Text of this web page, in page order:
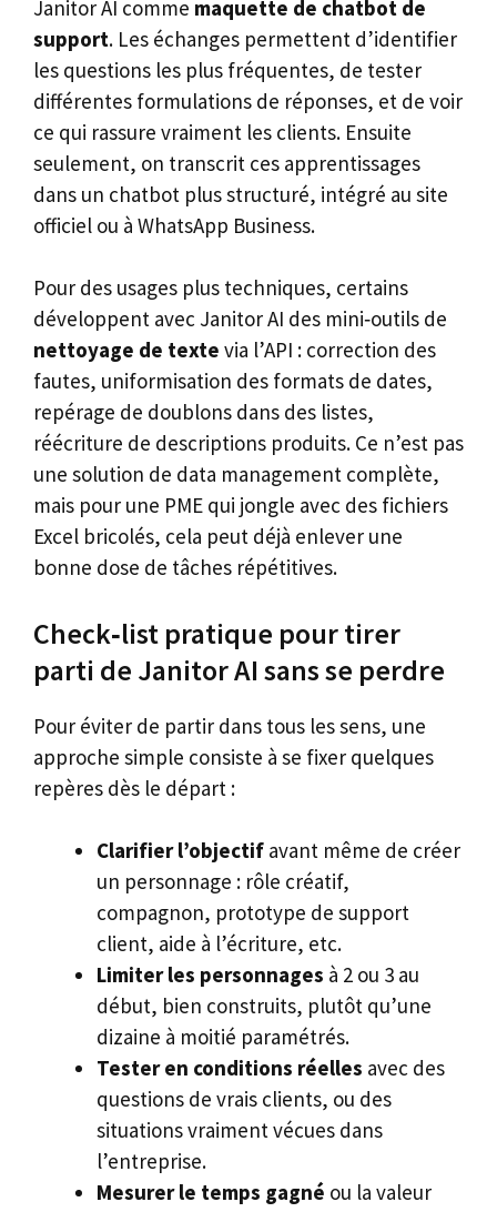
Janitor AI comme maquette de chatbot de
support. Les échanges permettent d’identifier
les questions les plus fréquentes, de tester
différentes formulations de réponses, et de voir
ce qui rassure vraiment les clients. Ensuite
seulement, on transcrit ces apprentissages
dans un chatbot plus structuré, intégré au site
officiel ou à WhatsApp Business.
Pour des usages plus techniques, certains
développent avec Janitor AI des mini‑outils de
nettoyage de texte via l’API : correction des
fautes, uniformisation des formats de dates,
repérage de doublons dans des listes,
réécriture de descriptions produits. Ce n’est pas
une solution de data management complète,
mais pour une PME qui jongle avec des fichiers
Excel bricolés, cela peut déjà enlever une
bonne dose de tâches répétitives.
Check‑list pratique pour tirer
parti de Janitor AI sans se perdre
Pour éviter de partir dans tous les sens, une
approche simple consiste à se fixer quelques
repères dès le départ :
Clarifier l’objectif avant même de créer
un personnage : rôle créatif,
compagnon, prototype de support
client, aide à l’écriture, etc.
Limiter les personnages à 2 ou 3 au
début, bien construits, plutôt qu’une
dizaine à moitié paramétrés.
Tester en conditions réelles avec des
questions de vrais clients, ou des
situations vraiment vécues dans
l’entreprise.
Mesurer le temps gagné ou la valeur